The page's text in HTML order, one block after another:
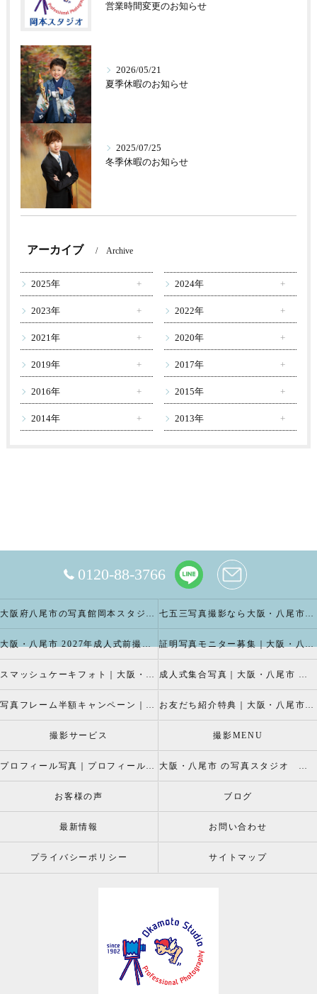
営業時間変更のお知らせ
2026/05/21
夏季休暇のお知らせ
2025/07/25
冬季休暇のお知らせ
アーカイブ Archive
2025年 2024年
2023年 2022年
2021年 2020年
2019年 2017年
2016年 2015年
2014年 2013年
0120-88-3766
大阪府八尾市の写真館岡本スタジオの撮影キャンペーン 七五三写真撮影なら大阪・八尾市 の岡本スタジオへ
大阪・八尾市 2027年成人式前撮り振袖写真撮影、成人振袖レンタルなら2026年成人前撮りキャペーン開催中の岡本スタジオへ 証明写真モニター募集｜大阪・八尾市 証明写真撮影なら岡本スタジオへ！証明写真モニターモデル募集中！
スマッシュケーキフォト｜大阪・八尾市 スマッシュケーキ写真撮影、ベビーフォト撮影は岡本スタジオへ 成人式集合写真｜大阪・八尾市 友達集合写真、成人式集合写真撮影なら岡本スタジオへ
写真フレーム半額キャンペーン｜大阪・八尾市 写真撮影なら半額割引キャペーン開催中の岡本スタジオへ お友だち紹介特典｜大阪・八尾市 記念写真撮影なら岡本スタジオへ
撮影サービス 撮影MENU
プロフィール写真｜プロフィールフォト 大阪・八尾市 の写真スタジオ 岡本スタジオ2026年七五三撮影特設ページ
お客様の声 ブログ
最新情報 お問い合わせ
プライバシーポリシー サイトマップ